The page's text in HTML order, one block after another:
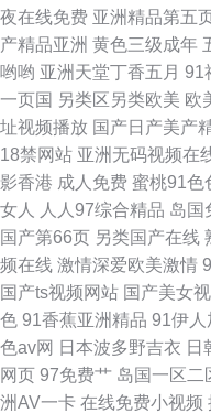
夜在线免费 亚洲精品第五
产精品亚洲 黄色三级成年
哟哟 亚洲天堂丁香五月 91
一页国 另类区另类欧美 欧
址视频播放 国产日产美产
18禁网站 亚洲无码视频在
影香港 成人免费 蜜桃91色
女人
人人97综合精品 岛国
国产第66页 另类国产在线
频在线 激情深爱欧美激情
国产ts视频网站 国产美女
色 91香蕉亚洲精品 91伊人
色av网 日本波多野吉衣 日
网页 97免费艹 岛国一区二
洲AV一卡 在线免费小视频